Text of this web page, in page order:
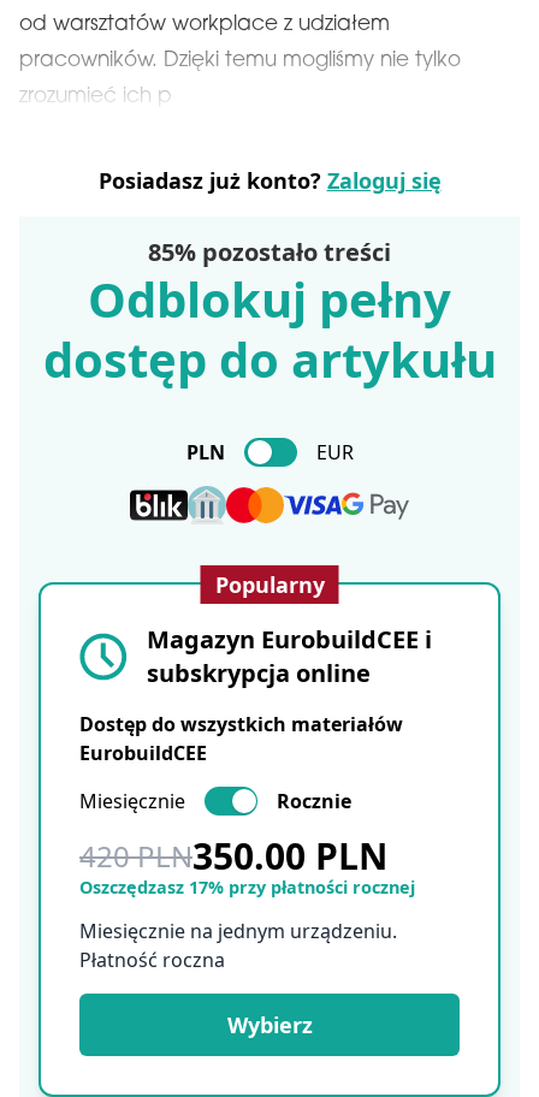
od warsztatów workplace z udziałem
pracowników. Dzięki temu mogliśmy nie tylko
zrozumieć ich p
Posiadasz już konto? Zaloguj się
85% pozostało treści
Odblokuj pełny
dostęp do artykułu
PLN EUR
Popularny
Magazyn EurobuildCEE i
subskrypcja online
Dostęp do wszystkich materiałów
EurobuildCEE
Miesięcznie
Rocznie
420 PLN350.00 PLN
Oszczędzasz 17% przy płatności rocznej
Miesięcznie na jednym urządzeniu.
Płatność roczna
Wybierz